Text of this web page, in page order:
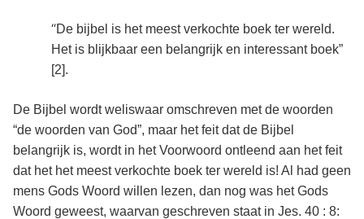
“De bijbel is het meest verkochte boek ter wereld.
Het is blijkbaar een belangrijk en interessant boek”
[2].
De Bijbel wordt weliswaar omschreven met de woorden
“de woorden van God”, maar het feit dat de Bijbel
belangrijk is, wordt in het Voorwoord ontleend aan het feit
dat het het meest verkochte boek ter wereld is! Al had geen
mens Gods Woord willen lezen, dan nog was het Gods
Woord geweest, waarvan geschreven staat in Jes. 40 : 8: